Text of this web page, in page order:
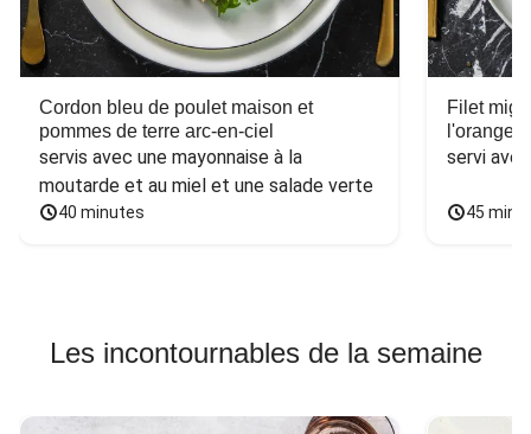
Cordon bleu de poulet maison et
pommes de terre arc-en-ciel
servis avec une mayonnaise à la
moutarde et au miel et une salade verte
40 minutes
Filet
l'orange
servi
45
Les incontournables de la semaine